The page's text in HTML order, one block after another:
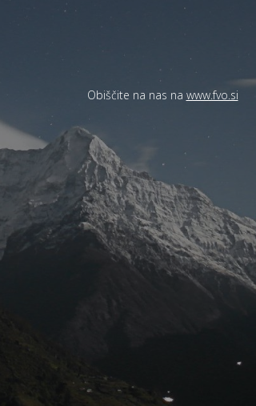
Obiščite na nas na www.fvo.si